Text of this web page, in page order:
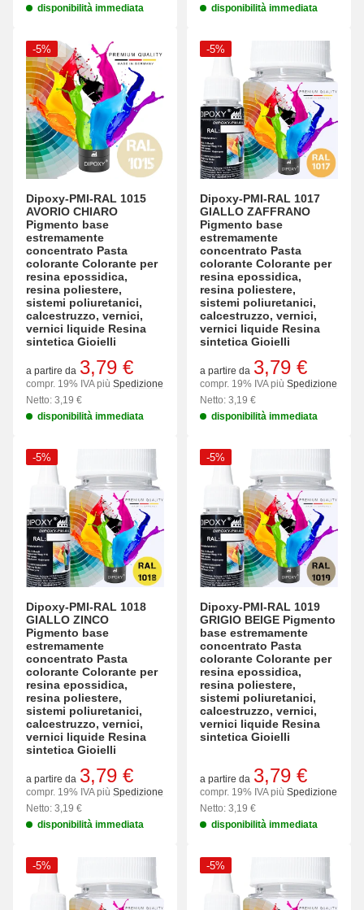
disponibilità immediata disponibilità immediata
-5%
Dipoxy-PMI-RAL 1015
AVORIO CHIARO
Pigmento base
estremamente
concentrato Pasta
colorante Colorante per
resina epossidica,
resina poliestere,
sistemi poliuretanici,
calcestruzzo, vernici,
vernici liquide Resina
sintetica Gioielli
a partire da 3,79 €
compr. 19% IVA più Spedizione
Netto: 3,19 €
disponibilità immediata
-5%
Dipoxy-PMI-RAL 1017
GIALLO ZAFFRANO
Pigmento base
estremamente
concentrato Pasta
colorante Colorante per
resina epossidica,
resina poliestere,
sistemi poliuretanici,
calcestruzzo, vernici,
vernici liquide Resina
sintetica Gioielli
a partire da 3,79 €
compr. 19% IVA più Spedizione
Netto: 3,19 €
disponibilità immediata
-5%
Dipoxy-PMI-RAL 1018
GIALLO ZINCO
Pigmento base
estremamente
concentrato Pasta
colorante Colorante per
resina epossidica,
resina poliestere,
sistemi poliuretanici,
calcestruzzo, vernici,
vernici liquide Resina
sintetica Gioielli
a partire da 3,79 €
compr. 19% IVA più Spedizione
Netto: 3,19 €
disponibilità immediata
-5%
Dipoxy-PMI-RAL 1019
GRIGIO BEIGE Pigmento
base estremamente
concentrato Pasta
colorante Colorante per
resina epossidica,
resina poliestere,
sistemi poliuretanici,
calcestruzzo, vernici,
vernici liquide Resina
sintetica Gioielli
a partire da 3,79 €
compr. 19% IVA più Spedizione
Netto: 3,19 €
disponibilità immediata
-5% -5%